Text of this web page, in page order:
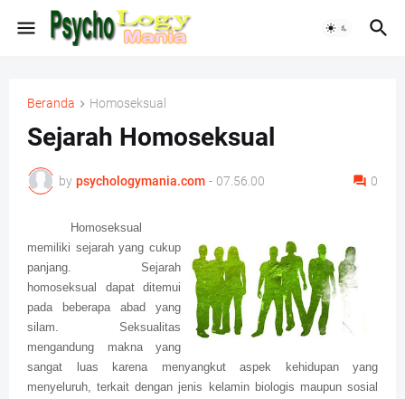
Beranda Homoseksual
Sejarah Homoseksual
by psychologymania.com - 07.56.00 0
Homoseksual
memiliki sejarah yang cukup
panjang. Sejarah
homoseksual dapat ditemui
pada beberapa abad yang
silam. Seksualitas
mengandung makna yang
sangat luas karena menyangkut aspek kehidupan yang
menyeluruh, terkait dengan jenis kelamin biologis maupun sosial